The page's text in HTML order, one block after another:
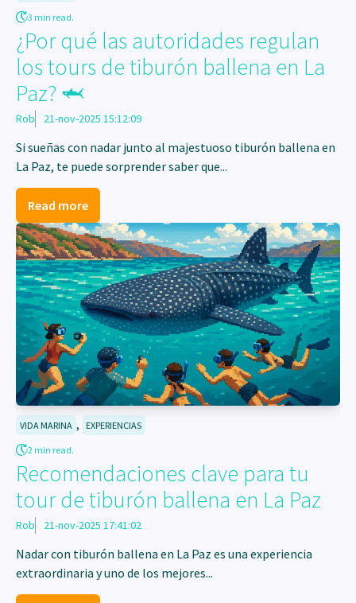
3 min read.
¿Por qué las autoridades regulan
los tours de tiburón ballena en La
Paz? 🦈
Rob 21-nov-2025 15:12:09
Si sueñas con nadar junto al majestuoso tiburón ballena en
La Paz, te puede sorprender saber que...
Read more
VIDA MARINA , EXPERIENCIAS
2 min read.
Recomendaciones clave para tu
tour de tiburón ballena en La Paz
Rob 21-nov-2025 17:41:02
Nadar con tiburón ballena en La Paz es una experiencia
extraordinaria y uno de los mejores...